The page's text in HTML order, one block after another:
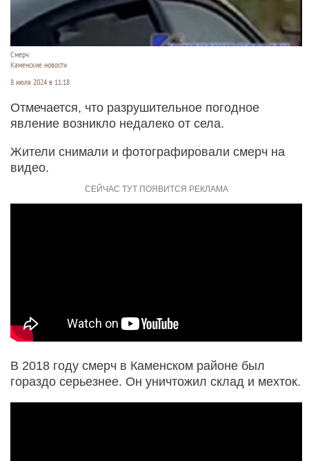
Смерч.
Каменские новости
8 июля 2024 в 11:18
Отмечается, что разрушительное погодное
явление возникло недалеко от села.
Жители снимали и фотографировали смерч на
видео.
В 2018 году смерч в Каменском районе был
гораздо серьезнее. Он уничтожил склад и мехток.